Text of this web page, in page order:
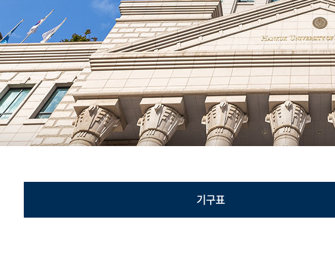
기구표